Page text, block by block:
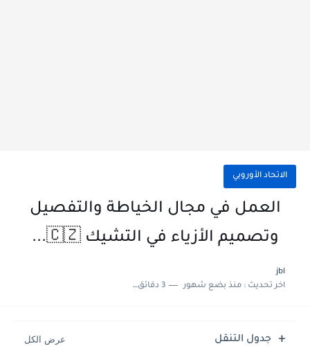
الاتحاد الأوروبي
العمل في مجال الخياطة والتفصيل
وتصميم الأزياء في التشيك 🇨🇿...
jbl
اخر تحديث :منذ بضع شهور 3 دقائق للقراءة
جدول التنقل